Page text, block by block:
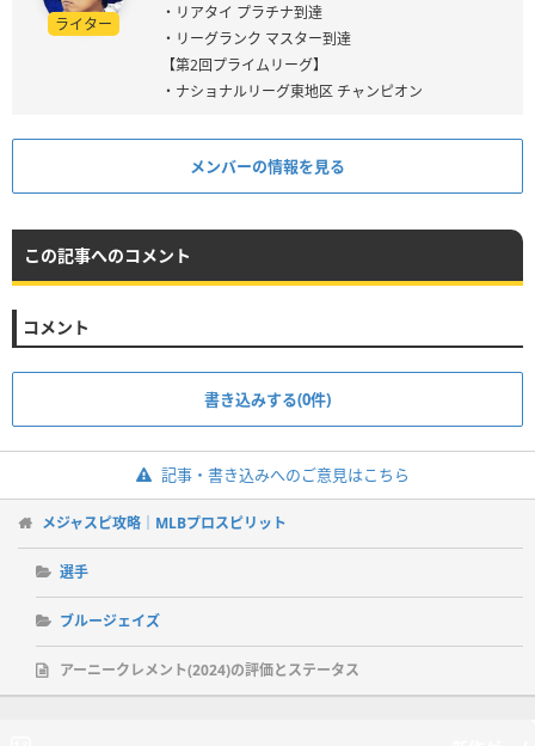
ライター
・リアタイ プラチナ到達
・リーグランク マスター到達
【第2回プライムリーグ】
・ナショナルリーグ東地区 チャンピオン
メンバーの情報を見る
この記事へのコメント
コメント
書き込みする(0件)
記事・書き込みへのご意見はこちら
メジャスピ攻略｜MLBプロスピリット
選手
ブルージェイズ
アーニークレメント(2024)の評価とステータス